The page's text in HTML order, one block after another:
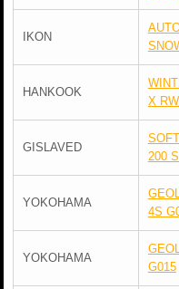
IKON
HANKOOK
X
GISLAVED
200
YOKOHAMA
4S
YOKOHAMA
G015